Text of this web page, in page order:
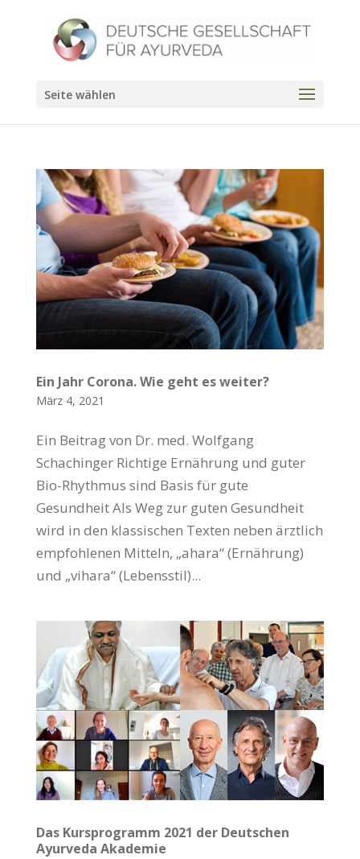
Seite wählen
Ein Jahr Corona. Wie geht es weiter?
März 4, 2021
Ein Beitrag von Dr. med. Wolfgang
Schachinger Richtige Ernährung und guter
Bio-Rhythmus sind Basis für gute
Gesundheit Als Weg zur guten Gesundheit
wird in den klassischen Texten neben ärztlich
empfohlenen Mitteln, „ahara“ (Ernährung)
und „vihara“ (Lebensstil)...
Das Kursprogramm 2021 der Deutschen
Ayurveda Akademie